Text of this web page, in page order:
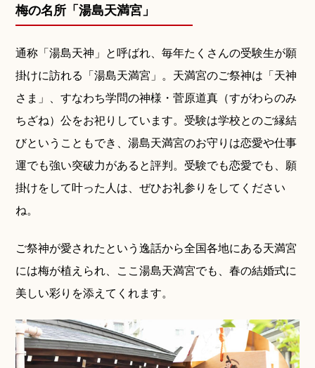
梅の名所「湯島天満宮」
通称「湯島天神」と呼ばれ、毎年たくさんの受験生が願
掛けに訪れる「湯島天満宮」。天満宮のご祭神は「天神
さま」、すなわち学問の神様・菅原道真（すがわらのみ
ちざね）公をお祀りしています。受験は学校とのご縁結
びということもでき、湯島天満宮のお守りは恋愛や仕事
運でも強い突破力があると評判。受験でも恋愛でも、願
掛けをして叶った人は、ぜひお礼参りをしてください
ね。
ご祭神が愛されたという逸話から全国各地にある天満宮
には梅が植えられ、ここ湯島天満宮でも、春の結婚式に
美しい彩りを添えてくれます。